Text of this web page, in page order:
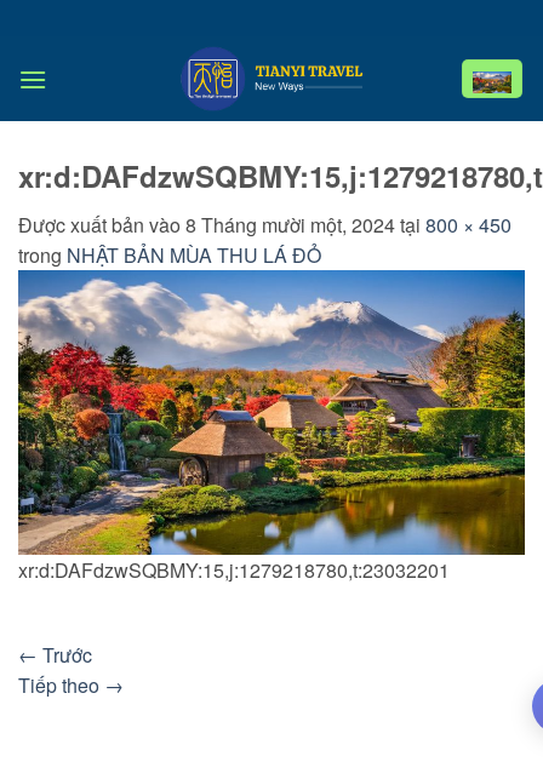
nội
Được xuất bản vào 8 Tháng mười một, 2024tại 800 × 450
trong NHẬT BẢN MÙA THU LÁ ĐỎ
xr:d:DAFdzwSQBMY:15,j:1279218780,t:23032201
← Trước
Tiếp theo →